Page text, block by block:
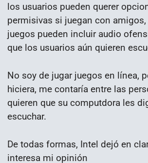
los usuarios pueden querer
permisivas si juegan con
juegos pueden incluir audio
que los usuarios aún quieren
No soy de jugar juegos en línea,
hiciera, me contaría entre las
quieren que su computdora les
escuchar.
De todas formas, Intel dejó en
interesa mi opinión